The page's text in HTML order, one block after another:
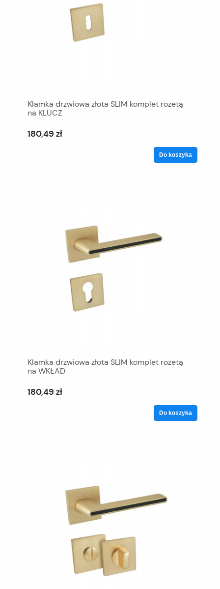
Klamka drzwiowa złota SLIM komplet rozetą
na KLUCZ
180,49 zł
Do koszyka
Klamka drzwiowa złota SLIM komplet rozetą
na WKŁAD
180,49 zł
Do koszyka